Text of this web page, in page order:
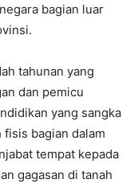
bagian luar
tahunan yang
dan pemicu
yang sangka
bagian dalam
tempat kepada
gagasan di tanah